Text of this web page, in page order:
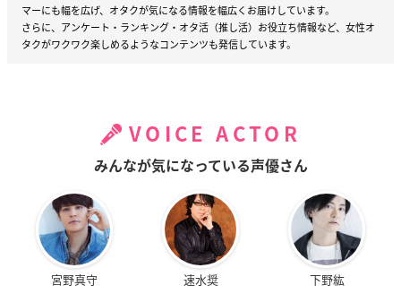
マーにも幅を広げ、オタクが気になる情報を幅広くお届けしています。
さらに、アンケート・ランキング・オタ活（推し活）お役立ち情報など、女性オ
タクがワクワク楽しめるようなコンテンツも発信しています。
VOICE ACTOR
みんなが気になっている声優さん
宮野真守 速水奨 下野紘